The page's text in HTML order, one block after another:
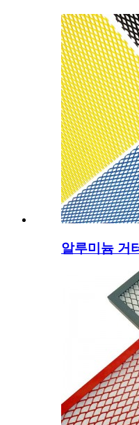
알루미늄 거